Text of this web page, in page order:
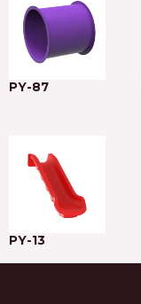
PY-87
PY-13